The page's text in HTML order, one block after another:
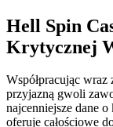
Hell Spin
Krytycznej
Współpracując
przyjazną gwoli
najcenniejsze dane
oferuje całościowe